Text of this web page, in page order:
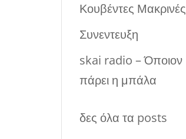
Κουβέντες Μακρινές
Συνεντευξη
skai radio – Όποιον
πάρει η μπάλα
δες όλα τα posts